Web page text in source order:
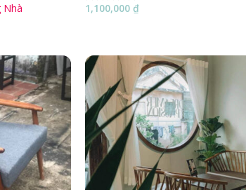
Nhà
1,100,000 ₫